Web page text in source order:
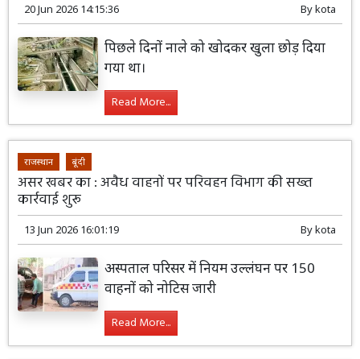
20 Jun 2026 14:15:36 Bykota
पिछले दिनों नाले को खोदकर खुला छोड़ दिया
गया था।
Read More...
राजस्थान बूंदी
असर खबर का : अवैध वाहनों पर परिवहन विभाग की सख्त
कार्रवाई शुरू
13 Jun 2026 16:01:19 Bykota
अस्पताल परिसर में नियम उल्लंघन पर 150
वाहनों को नोटिस जारी
Read More...